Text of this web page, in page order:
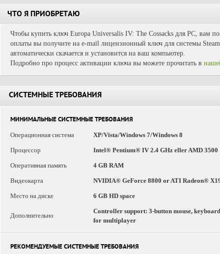
ЧТО Я ПРИОБРЕТАЮ
Чтобы купить ключ Europa Universalis IV: The Cossacks для PC, вам
оплаты вы получите на e-mail лицензионный ключ для системы
автоматически скачается и установится на ваш компьютер.
Подробно про процесс активации ключа вы можете прочитать в
СИСТЕМНЫЕ ТРЕБОВАНИЯ
МИНИМАЛЬНЫЕ СИСТЕМНЫЕ ТРЕБОВАНИЯ
Операционная система
XP/Vista/Windows 7/Windows 8
Процессор Intel® Pentium® IV 2.4 GHz eller AMD 3500
Оперативная память 4 GB RAM
Видеокарта NVIDIA® GeForce 8800 or ATI Radeon®
Место на диске 6 GB HD space
Дополнительно
Controller support: 3-button mouse,
for multiplayer
РЕКОМЕНДУЕМЫЕ СИСТЕМНЫЕ ТРЕБОВАНИЯ